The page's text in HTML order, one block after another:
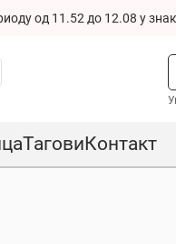
од 11.52 до 12.08 у
ТаговиКонтакт